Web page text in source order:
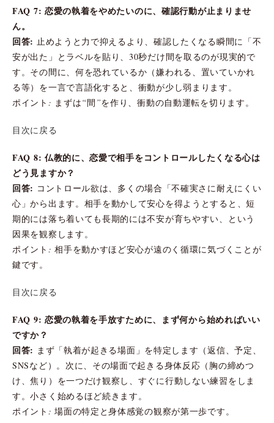
FAQ 7: 恋愛の執着をやめたいのに、確認行動が止まりませ
ん。
回答: 止めようと力で抑えるより、確認したくなる瞬間に「不
安が出た」とラベルを貼り、30秒だけ間を取るのが現実的で
す。その間に、何を恐れているか（嫌われる、置いていかれ
る等）を一言で言語化すると、衝動が少し弱まります。
ポイント: まずは“間”を作り、衝動の自動運転を切ります。
目次に戻る
FAQ 8: 仏教的に、恋愛で相手をコントロールしたくなる心は
どう見ますか？
回答: コントロール欲は、多くの場合「不確実さに耐えにくい
心」から出ます。相手を動かして安心を得ようとすると、短
期的には落ち着いても長期的には不安が育ちやすい、という
因果を観察します。
ポイント: 相手を動かすほど安心が遠のく循環に気づくことが
鍵です。
目次に戻る
FAQ 9: 恋愛の執着を手放すために、まず何から始めればいい
ですか？
回答: まず「執着が起きる場面」を特定します（返信、予定、
SNSなど）。次に、その場面で起きる身体反応（胸の締めつ
け、焦り）を一つだけ観察し、すぐに行動しない練習をしま
す。小さく始めるほど続きます。
ポイント: 場面の特定と身体感覚の観察が第一歩です。